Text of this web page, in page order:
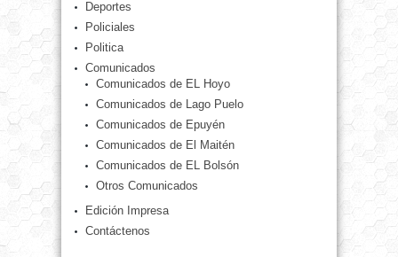
Deportes
Policiales
Politica
Comunicados
Comunicados de EL Hoyo
Comunicados de Lago Puelo
Comunicados de Epuyén
Comunicados de El Maitén
Comunicados de EL Bolsón
Otros Comunicados
Edición Impresa
Contáctenos